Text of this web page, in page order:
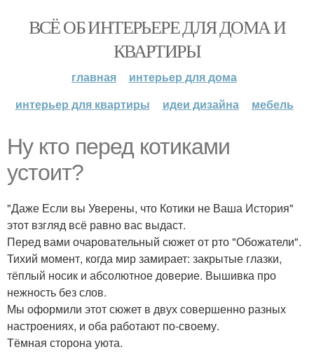
ВСЁ ОБ ИНТЕРЬЕРЕ ДЛЯ ДОМА И
КВАРТИРЫ
главная
интерьер для дома
интерьер для квартиры
идеи дизайна мебель
Ну кто перед котиками
устоит?
"Даже Если вы Уверены, что Котики не Ваша История"
этот взгляд всё равно вас выдаст.
Перед вами очаровательный сюжет от рто "Обожатели".
Тихий момент, когда мир замирает: закрытые глазки,
тёплый носик и абсолютное доверие. Вышивка про
нежность без слов.
Мы оформили этот сюжет в двух совершенно разных
настроениях, и оба работают по-своему.
Тёмная сторона уюта.